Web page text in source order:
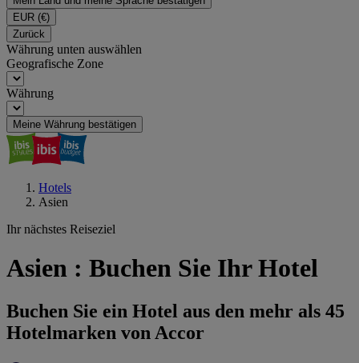
EUR (€)
Zurück
Währung unten auswählen
Geografische Zone
Währung
Meine Währung bestätigen
Hotels
Asien
Ihr nächstes Reiseziel
Asien : Buchen Sie Ihr Hotel
Buchen Sie ein Hotel aus den mehr als 45
Hotelmarken von Accor